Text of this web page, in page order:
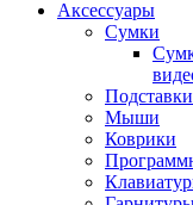
Аксессуары
Сумки
Мыши
Коврики